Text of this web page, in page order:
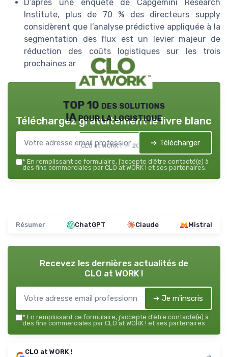
D’après une enquête de Capgemini Research
Institute, plus de 70 % des directeurs supply
considèrent que l’analyse prédictive appliquée à la
segmentation des flux est un levier majeur de
réduction des coûts logistiques sur les trois
prochaines années.
TOP 10 des solutions
IA pour la logistique
CLO at WORK ! — 2026
Téléchargez gratuitement le livre blanc
➔ Télécharger
* En remplissant ce formulaire, j’accepte d’être contacté(e) à
des fins commerciales par CLO at WORK ! et ses partenaires.
Résumer ChatGPT Claude Mistral
Recevez les dernières actualités de
CLO at WORK !
➔ Je m'inscris
* En remplissant ce formulaire, j’accepte d’être contacté(e) à
des fins commerciales par CLO at WORK ! et ses partenaires.
CLO at WORK !